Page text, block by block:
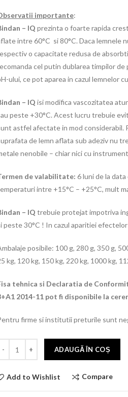
importante:
– IQ prezinta o foarte rapida
intre 60°C si 80°C. Daca lemnele
o capacitate redusa de
cel putin dublarea timpilor
ului, ce pot aparea in cazul lemnelor
– IQ isi modifica vascozitatea
peste +30°C. Acest lucru trebuie
astfel afectate in mod considerabil.
de lemn aflata sub adeziv nu
nenobile – chiar nici cu
de valabilitate: 6 luni de la
intre +15°C – +25°C, mult
– IQ trebuie protejat impotriva
peste 30°C ! In cazul aparitiei
posibile: 100 g, 280 g, 350 g,
kg, 120 kg, 150 kg, 220 kg, 1000 kg,
tehnica si Declaratia de
2014-11 pot fi disponibile la
firme si institutii preturile sunt
ADAUGĂ ÎN COȘ
Add to Wishlist Compare